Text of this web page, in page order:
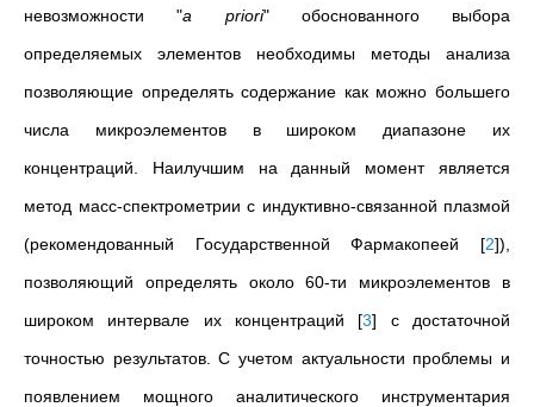
невозможности "a priori" обоснованного выбора
определяемых элементов необходимы методы анализа
позволяющие определять содержание как можно большего
числа микроэлементов в широком диапазоне их
концентраций. Наилучшим на данный момент является
метод масс-спектрометрии с индуктивно-связанной плазмой
(рекомендованный Государственной Фармакопеей [2]),
позволяющий определять около 60-ти микроэлементов в
широком интервале их концентраций [3] с достаточной
точностью результатов. С учетом актуальности проблемы и
появлением мощного аналитического инструментария